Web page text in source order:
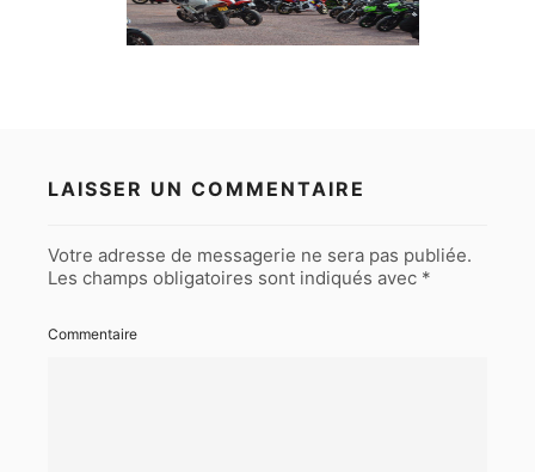
LAISSER UN COMMENTAIRE
Votre adresse de messagerie ne sera pas publiée.
Les champs obligatoires sont indiqués avec *
Commentaire